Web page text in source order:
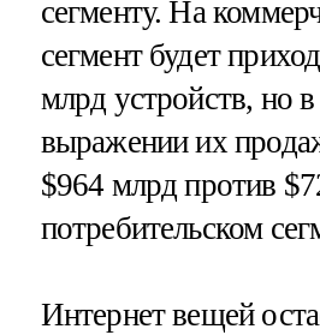
сегменту. На
сегмент будет
млрд устройств, но
выражении их
$964 млрд против
потребительском
Интернет вещей